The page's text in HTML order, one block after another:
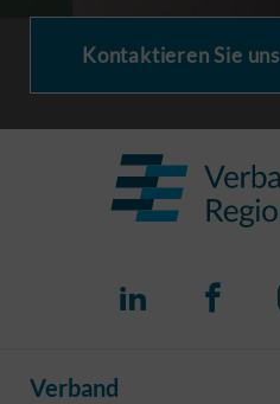
Kontaktieren Sie uns
Verband